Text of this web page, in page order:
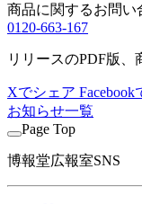
商品に関するお問い
0120-663-167
リリースのPDF版、
Xでシェア Facebook
お知らせ一覧
Page Top
博報堂広報室SNS